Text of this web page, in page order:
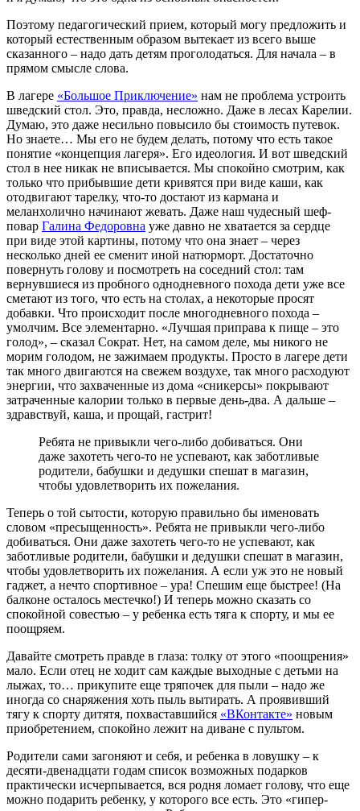
Поэтому педагогический прием, который могу предложить и
который естественным образом вытекает из всего выше
сказанного – надо дать детям проголодаться. Для начала – в
прямом смысле слова.
В лагере «Большое Приключение» нам не проблема устроить
шведский стол. Это, правда, несложно. Даже в лесах Карелии.
Думаю, это даже несильно повысило бы стоимость путевок.
Но знаете… Мы его не будем делать, потому что есть такое
понятие «концепция лагеря». Его идеология. И вот шведский
стол в нее никак не вписывается. Мы спокойно смотрим, как
только что прибывшие дети кривятся при виде каши, как
отодвигают тарелку, что-то достают из кармана и
меланхолично начинают жевать. Даже наш чудесный шеф-
повар Галина Федоровна уже давно не хватается за сердце
при виде этой картины, потому что она знает – через
несколько дней ее сменит иной натюрморт. Достаточно
повернуть голову и посмотреть на соседний стол: там
вернувшиеся из пробного однодневного похода дети уже все
сметают из того, что есть на столах, а некоторые просят
добавки. Что происходит после многодневного похода –
умолчим. Все элементарно. «Лучшая приправа к пище – это
голод», – сказал Сократ. Нет, на самом деле, мы никого не
морим голодом, не зажимаем продукты. Просто в лагере дети
так много двигаются на свежем воздухе, так много расходуют
энергии, что захваченные из дома «сникерсы» покрывают
затраченные калории только в первые день-два. А дальше –
здравствуй, каша, и прощай, гастрит!
Ребята не привыкли чего-либо добиваться. Они
даже захотеть чего-то не успевают, как заботливые
родители, бабушки и дедушки спешат в магазин,
чтобы удовлетворить их пожелания.
Теперь о той сытости, которую правильно бы именовать
словом «пресыщенность». Ребята не привыкли чего-либо
добиваться. Они даже захотеть чего-то не успевают, как
заботливые родители, бабушки и дедушки спешат в магазин,
чтобы удовлетворить их пожелания. А если уж это не новый
гаджет, а нечто спортивное – ура! Спешим еще быстрее! (На
балконе осталось местечко!) И теперь можно сказать со
спокойной совестью – у ребенка есть тяга к спорту, и мы ее
поощряем.
Давайте смотреть правде в глаза: толку от этого «поощрения»
мало. Если отец не ходит сам каждые выходные с детьми на
лыжах, то… прикупите еще тряпочек для пыли – надо же
иногда со снаряжения хоть пыль вытирать. А проявивший
тягу к спорту дитятя, похваставшийся «ВКонтакте» новым
приобретением, спокойно лежит на диване с пультом.
Родители сами загоняют и себя, и ребенка в ловушку – к
десяти-двенадцати годам список возможных подарков
практически исчерпывается, вся родня ломает голову, что еще
можно подарить ребенку, у которого все есть. Это «гипер-